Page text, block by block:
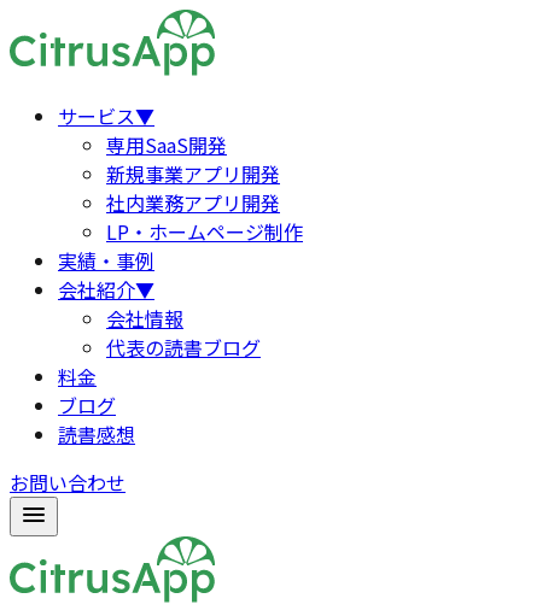
サービス▼
専用SaaS開発
新規事業アプリ開発
社内業務アプリ開発
LP・ホームページ制作
実績・事例
会社紹介▼
会社情報
代表の読書ブログ
料金
ブログ
読書感想
お問い合わせ